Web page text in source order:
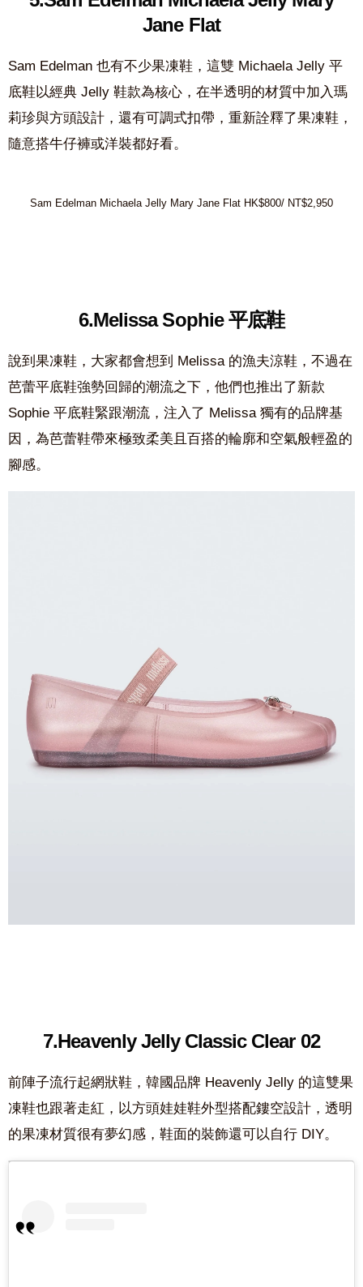
Jane Flat
Sam Edelman 也有不少果凍鞋，這雙 Michaela Jelly 平
底鞋以經典 Jelly 鞋款為核心，在半透明的材質中加入瑪
莉珍與方頭設計，還有可調式扣帶，重新詮釋了果凍鞋，
隨意搭牛仔褲或洋裝都好看。
Sam Edelman Michaela Jelly Mary Jane Flat HK$800/ NT$‌2,950
6.Melissa Sophie 平底鞋
說到果凍鞋，大家都會想到 Melissa 的漁夫涼鞋，不過在
芭蕾平底鞋強勢回歸的潮流之下，他們也推出了新款
Sophie 平底鞋緊跟潮流，注入了 Melissa 獨有的品牌基
因，為芭蕾鞋帶來極致柔美且百搭的輪廓和空氣般輕盈的
腳感。
7.Heavenly Jelly Classic Clear 02
前陣子流行起網狀鞋，韓國品牌 Heavenly Jelly 的這雙果
凍鞋也跟著走紅，以方頭娃娃鞋外型搭配鏤空設計，透明
的果凍材質很有夢幻感，鞋面的裝飾還可以自行 DIY。